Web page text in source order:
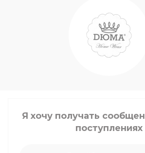
Я хочу получать
поступлениях